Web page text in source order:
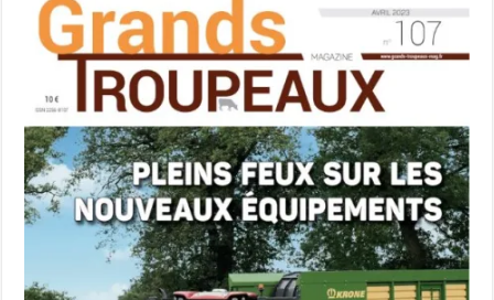
Les canicules freinent la collecte laitière